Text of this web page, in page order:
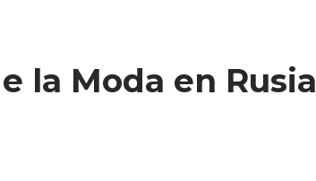
la Moda en Rusia